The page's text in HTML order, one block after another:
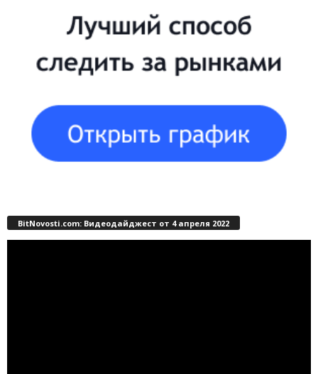
BitNovosti.com: Видеодайджест от 4 апреля 2022